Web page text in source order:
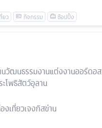
วัฒนธรรมงานแต่งงานออร์ดอส
โพธิสัตว์อุลาน
งเที่ยวเจงกิสข่าน